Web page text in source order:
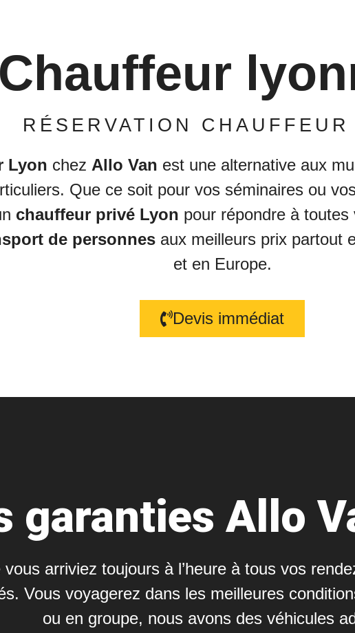
Chauffeur
RÉSERVATION CHAUFFEUR
Lyon chez Allo Van est une alternative aux
Que ce soit pour vos séminaires ou
chauffeur privé Lyon pour répondre à
de personnesaux meilleurs prix partout
et en Europe.
Devis immédiat
garanties Allo
arriviez toujours à l’heure à tous vos
Vous voyagerez dans les meilleures
ou en groupe, nous avons des véhicules